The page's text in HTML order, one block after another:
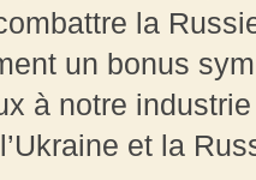
la
un bonus
à notre
et la